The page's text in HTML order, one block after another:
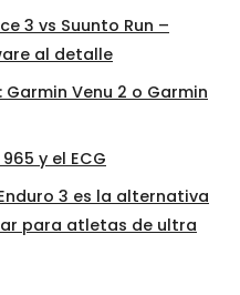
3 vs Suunto Run –
al detalle
Venu 2 o Garmin
y el ECG
3 es la alternativa
para atletas de ultra